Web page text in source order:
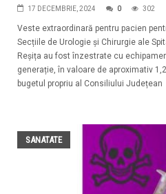
17 DECEMBRIE, 2024 0 302
Veste extraordinară pentru pacien
Secțiile de Urologie și Chirurgie ale
Reșița au fost înzestrate cu
generație, în valoare de aproximativ
bugetul propriu al Consiliului Județean
SANATATE